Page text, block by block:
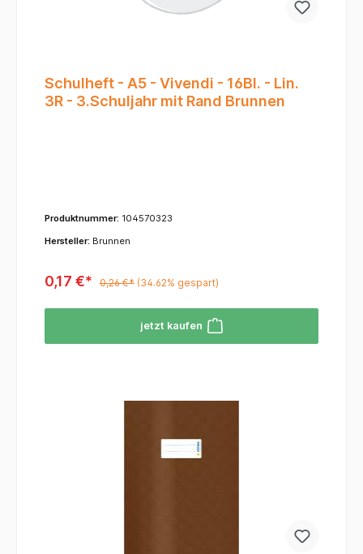
Schulheft - A5 - Vivendi - 16Bl. - Lin.
3R - 3.Schuljahr mit Rand Brunnen
Produktnummer: 104570323
Hersteller: Brunnen
0,17 €* 0,26 €* (34.62% gespart)
jetzt kaufen